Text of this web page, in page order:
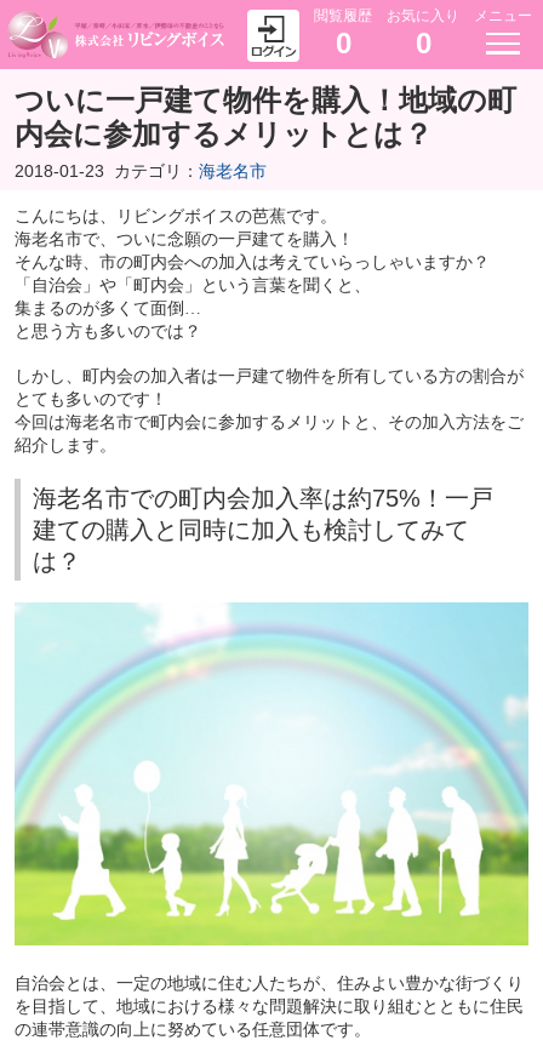
閲覧履歴
0
お気に入り
0
メニュー
ついに一戸建て物件を購入！地域の町
内会に参加するメリットとは？
2018-01-23 カテゴリ： 海老名市
こんにちは、リビングボイスの芭蕉です。
海老名市で、ついに念願の一戸建てを購入！
そんな時、市の町内会への加入は考えていらっしゃいますか？
「自治会」や「町内会」という言葉を聞くと、
集まるのが多くて面倒…
と思う方も多いのでは？
しかし、町内会の加入者は一戸建て物件を所有している方の割合が
とても多いのです！
今回は海老名市で町内会に参加するメリットと、その加入方法をご
紹介します。
海老名市での町内会加入率は約75%！一戸
建ての購入と同時に加入も検討してみて
は？
自治会とは、一定の地域に住む人たちが、住みよい豊かな街づくり
を目指して、地域における様々な問題解決に取り組むとともに住民
の連帯意識の向上に努めている任意団体です。